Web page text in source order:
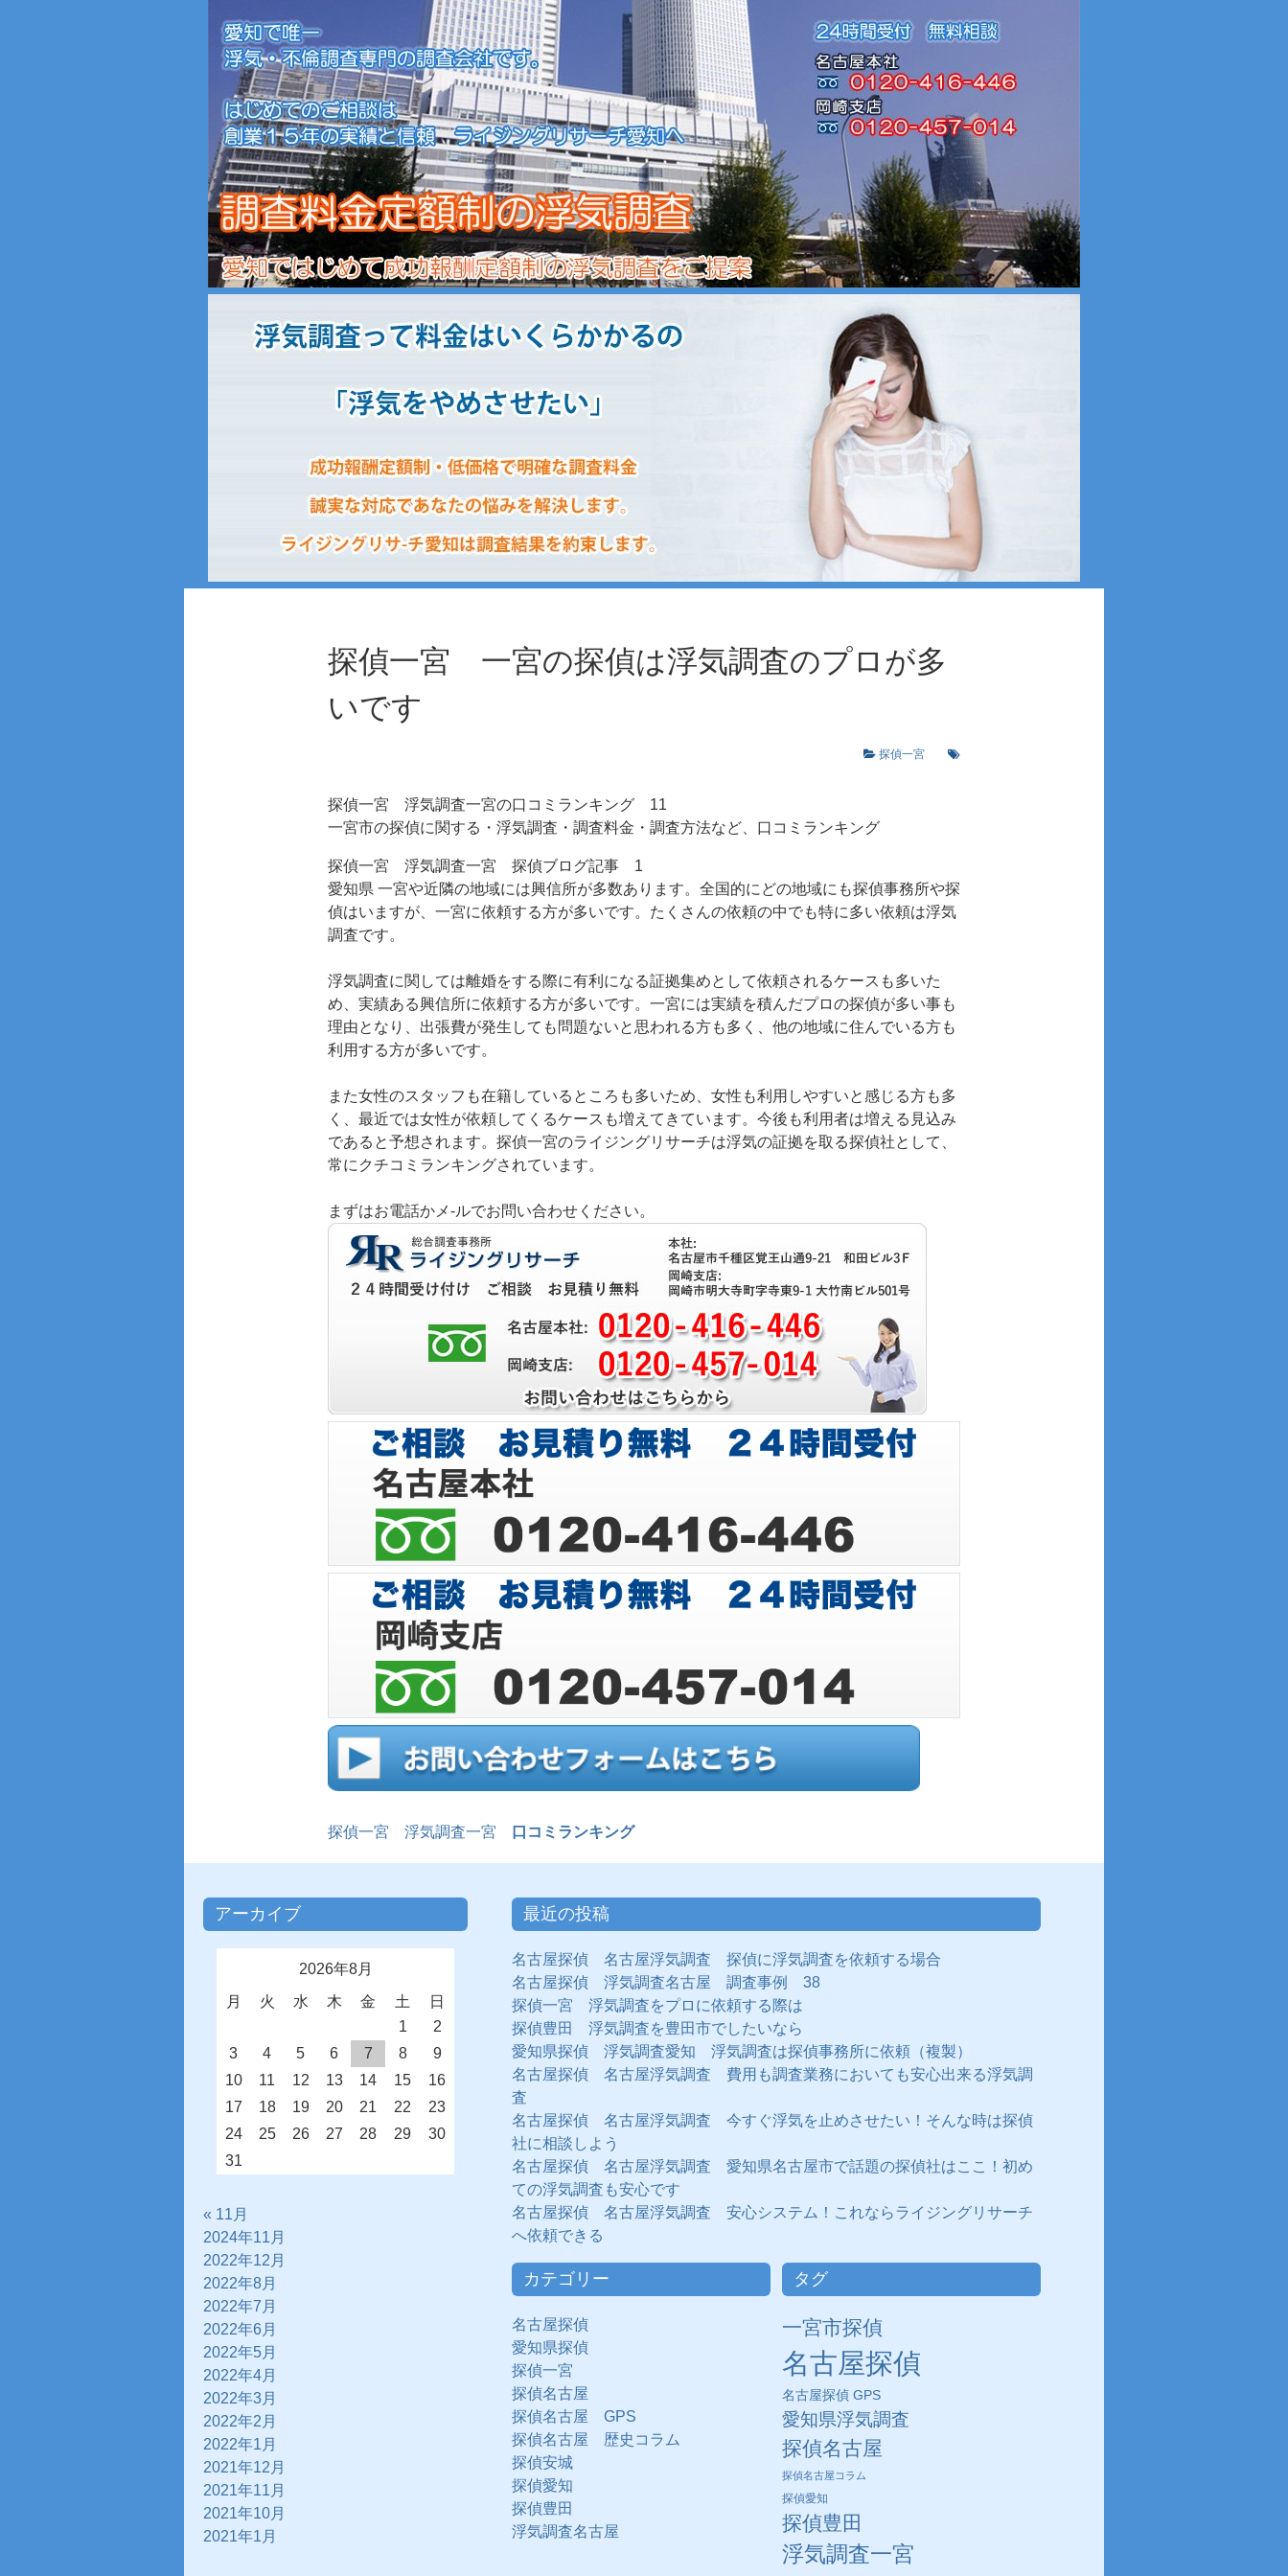
探偵一宮 一宮の探偵は浮気調査のプロが多
いです
探偵一宮
探偵一宮 浮気調査一宮の口コミランキング 11
一宮市の探偵に関する・浮気調査・調査料金・調査方法など、口コミランキング
探偵一宮 浮気調査一宮 探偵ブログ記事 1
愛知県 一宮や近隣の地域には興信所が多数あります。全国的にどの地域にも探偵事務所や探
偵はいますが、一宮に依頼する方が多いです。たくさんの依頼の中でも特に多い依頼は浮気
調査です。
浮気調査に関しては離婚をする際に有利になる証拠集めとして依頼されるケースも多いた
め、実績ある興信所に依頼する方が多いです。一宮には実績を積んだプロの探偵が多い事も
理由となり、出張費が発生しても問題ないと思われる方も多く、他の地域に住んでいる方も
利用する方が多いです。
また女性のスタッフも在籍しているところも多いため、女性も利用しやすいと感じる方も多
く、最近では女性が依頼してくるケースも増えてきています。今後も利用者は増える見込み
であると予想されます。探偵一宮のライジングリサーチは浮気の証拠を取る探偵社として、
常にクチコミランキングされています。
まずはお電話かメ-ルでお問い合わせください。
探偵一宮 浮気調査一宮 口コミランキング
アーカイブ
2026年8月
月
火 水 木 金 土
日
1
2
3
4 5 6 7 8
9
10
11 12 13 14 15
16
17
18 19 20 21 22
23
24
25 26 27 28 29
30
31
« 11月
2024年11月
2022年12月
2022年8月
2022年7月
2022年6月
2022年5月
2022年4月
2022年3月
2022年2月
2022年1月
2021年12月
2021年11月
2021年10月
2021年1月
最近の投稿
名古屋探偵 名古屋浮気調査 探偵に浮気調査を依頼する場合
名古屋探偵 浮気調査名古屋 調査事例 38
探偵一宮 浮気調査をプロに依頼する際は
探偵豊田 浮気調査を豊田市でしたいなら
愛知県探偵 浮気調査愛知 浮気調査は探偵事務所に依頼（複製）
名古屋探偵 名古屋浮気調査 費用も調査業務においても安心出来る浮気調
査
名古屋探偵 名古屋浮気調査 今すぐ浮気を止めさせたい！そんな時は探偵
社に相談しよう
名古屋探偵 名古屋浮気調査 愛知県名古屋市で話題の探偵社はここ！初め
ての浮気調査も安心です
名古屋探偵 名古屋浮気調査 安心システム！これならライジングリサーチ
へ依頼できる
カテゴリー
名古屋探偵
愛知県探偵
探偵一宮
探偵名古屋
探偵名古屋 GPS
探偵名古屋 歴史コラム
探偵安城
探偵愛知
探偵豊田
浮気調査名古屋
タグ
一宮市探偵
名古屋探偵
名古屋探偵 GPS
愛知県浮気調査
探偵名古屋
探偵名古屋コラム
探偵愛知
探偵豊田
浮気調査一宮